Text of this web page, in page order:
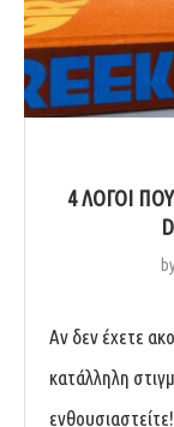
4 ΛΟΓΟΙ
Αν δεν έχετε
κατάλληλη